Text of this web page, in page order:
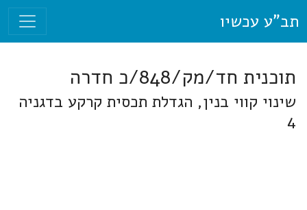
תב"ע עכשיו
תוכנית חד/מק/848/כ חדרה
שינוי קווי בנין, הגדלת תכסית קרקע בדגניה
4